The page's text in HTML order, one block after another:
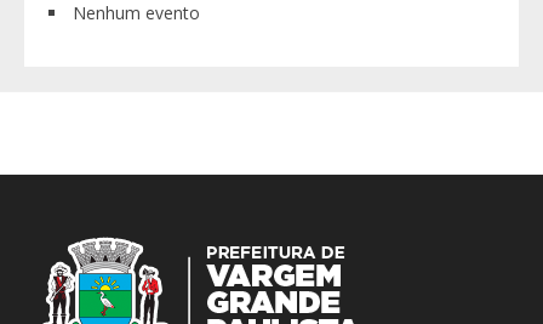
Nenhum evento